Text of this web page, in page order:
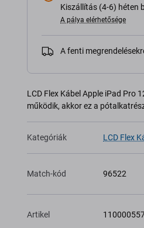
Kiszállítás (4-6) héten
A pálya elérhetősége
A fenti
LCD Flex Kábel Apple iPad Pro
működik, akkor ez a
Kategóriák LCD Flex
Match-kód 96522
Artikel